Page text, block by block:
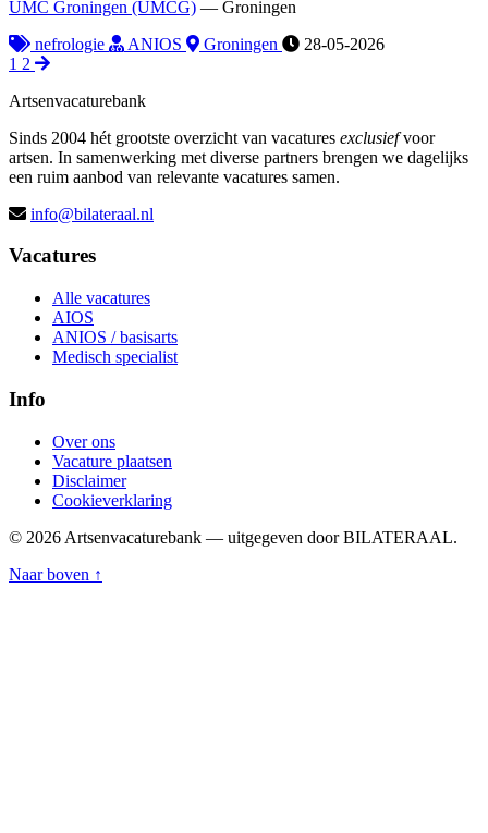
UMC Groningen (UMCG) — Groningen
nefrologie
ANIOS Groningen
28-05-2026
1 2
Artsenvacaturebank
Sinds 2004 hét grootste overzicht van vacatures exclusiefvoor
artsen. In samenwerking met diverse partners brengen we dagelijks
een ruim aanbod van relevante vacatures samen.
info@bilateraal.nl
Vacatures
Alle vacatures
AIOS
ANIOS / basisarts
Medisch specialist
Info
Over ons
Vacature plaatsen
Disclaimer
Cookieverklaring
© 2026 Artsenvacaturebank — uitgegeven door BILATERAAL.
Naar boven ↑